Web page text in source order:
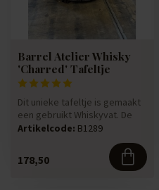
Barrel Atelier Whisky
'Charred' Tafeltje
Dit unieke tafeltje is gemaakt
een gebruikt Whiskyvat. De
duigen zijn aan de bin...
Artikelcode: B1289
178,50